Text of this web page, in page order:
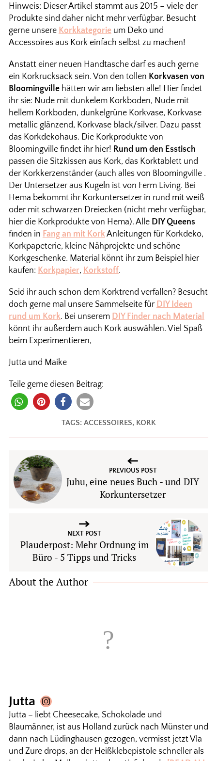
Hinweis: Dieser Artikel stammt aus 2015 – viele der
Produkte sind daher nicht mehr verfügbar. Besucht
gerne unsere Korkkategorieum Deko und
Accessoires aus Kork einfach selbst zu machen!
Anstatt einer neuen Handtasche darf es auch gerne
ein Korkrucksack sein. Von den tollen Korkvasen von
Bloomingvillehätten wir am liebsten alle! Hier findet
ihr sie: Nude mit dunkelem Korkboden, Nude mit
hellem Korkboden, dunkelgrüne Korkvase, Korkvase
metallic glänzend, Korkvase black/silver. Dazu passt
das Korkdekohaus. Die Korkprodukte von
Bloomingville findet ihr hier! Rund um den Esstisch
passen die Sitzkissen aus Kork, das Korktablett und
der Korkkerzenständer (auch alles von Bloomingville .
Der Untersetzer aus Kugeln ist von Ferm Living. Bei
Hema bekommt ihr Korkuntersetzer in rund mit weiß
oder mit schwarzen Dreiecken (nicht mehr verfügbar,
hier die Korkprodukte von Hema). Alle DIY Queens
finden in Fang an mit KorkAnleitungen für Korkdeko,
Korkpapeterie, kleine Nähprojekte und schöne
Korkgeschenke. Material könnt ihr zum Beispiel hier
kaufen: Korkpapier, Korkstoff.
Seid ihr auch schon dem Korktrend verfallen? Besucht
doch gerne mal unsere Sammelseite für DIY Ideen
rund um Kork. Bei unserem DIY Finder nach Material
könnt ihr außerdem auch Kork auswählen. Viel Spaß
beim Experimentieren,
Jutta und Maike
Teile gerne diesen Beitrag:
TAGS: ACCESSOIRES, KORK
PREVIOUS POST
Juhu, eine neues Buch - und DIY
Korkuntersetzer
NEXT POST
Plauderpost: Mehr Ordnung im
Büro - 5 Tipps und Tricks
About the Author
Jutta
Jutta – liebt Cheesecake, Schokolade und
Blaumänner, ist aus Holland zurück nach Münster und
dann nach Lüdinghausen gezogen, vermisst jetzt Vla
und Zure drops, an der Heißklebepistole schneller als